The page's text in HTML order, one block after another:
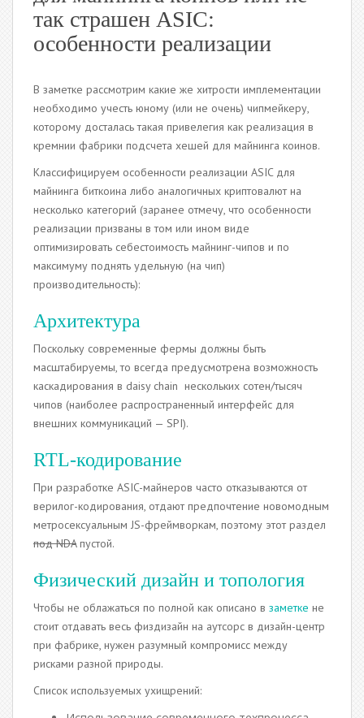
так страшен ASIC:
особенности реализации
В заметке рассмотрим какие же хитрости имплементации
необходимо учесть юному (или не очень) чипмейкеру,
которому досталась такая привелегия как реализация в
кремнии фабрики подсчета хешей для майнинга коинов.
Классифицируем особенности реализации ASIC для
майнинга биткоина либо аналогичных криптовалют на
несколько категорий (заранее отмечу, что особенности
реализации призваны в том или ином виде
оптимизировать себестоимость майнинг-чипов и по
максимуму поднять удельную (на чип)
производительность):
Архитектура
Поскольку современные фермы должны быть
масштабируемы, то всегда предусмотрена возможность
каскадирования в daisy chain нескольких сотен/тысяч
чипов (наиболее распространенный интерфейс для
внешних коммуникаций — SPI).
RTL-кодирование
При разработке ASIC-майнеров часто отказываются от
верилог-кодирования, отдают предпочтение новомодным
метросексуальным JS-фреймворкам, поэтому этот раздел
под NDAпустой.
Физический дизайн и топология
Чтобы не облажаться по полной как описано в заметке не
стоит отдавать весь физдизайн на аутсорс в дизайн-центр
при фабрике, нужен разумный компромисс между
рисками разной природы.
Список используемых ухищрений: